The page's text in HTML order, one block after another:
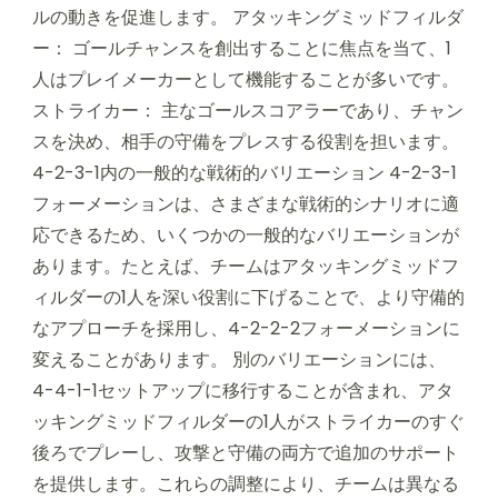
ルの動きを促進します。 アタッキングミッドフィルダ
ー： ゴールチャンスを創出することに焦点を当て、1
人はプレイメーカーとして機能することが多いです。
ストライカー： 主なゴールスコアラーであり、チャン
スを決め、相手の守備をプレスする役割を担います。
4-2-3-1内の一般的な戦術的バリエーション 4-2-3-1
フォーメーションは、さまざまな戦術的シナリオに適
応できるため、いくつかの一般的なバリエーションが
あります。たとえば、チームはアタッキングミッドフ
ィルダーの1人を深い役割に下げることで、より守備的
なアプローチを採用し、4-2-2-2フォーメーションに
変えることがあります。 別のバリエーションには、
4-4-1-1セットアップに移行することが含まれ、アタ
ッキングミッドフィルダーの1人がストライカーのすぐ
後ろでプレーし、攻撃と守備の両方で追加のサポート
を提供します。これらの調整により、チームは異なる